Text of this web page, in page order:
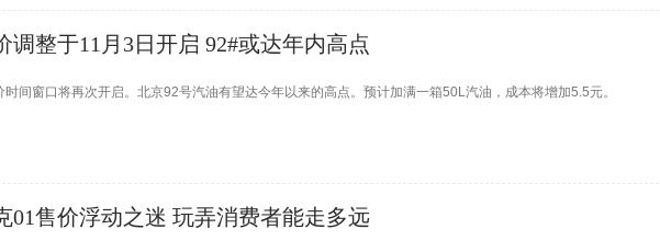
调整于11月3日开启 92#或达年内高点
间窗口将再次开启。北京92号汽油有望达今年以来的高点。预计加满一箱50L汽油，成本将增加5.5元。
01售价浮动之迷 玩弄消费者能走多远